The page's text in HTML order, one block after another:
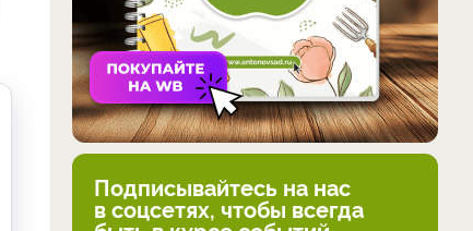
Подписывайтесь на нас
в соцсетях, чтобы всегда